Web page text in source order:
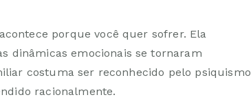
porque você quer sofrer. Ela
dinâmicas emocionais se tornaram
costuma ser reconhecido pelo psiquismo
racionalmente.